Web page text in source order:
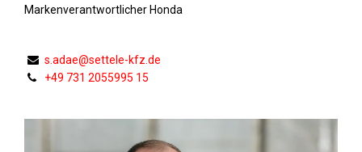
Markenverantwortlicher Honda
s.adae@settele-kfz.de
+49 731 2055995 15